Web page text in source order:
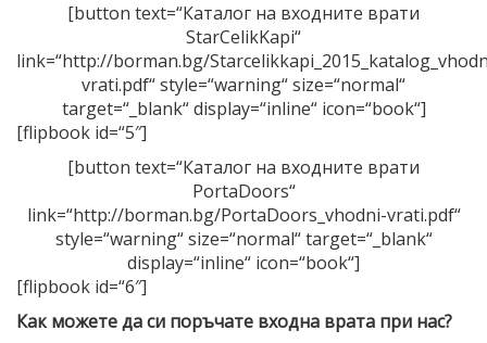
[button text=“Каталог на входните врати
StarCelikKapi“
link=“http://borman.bg/
vrati.pdf“ style=“warning“ size=“normal“
target=“_blank“ display=“inline“ icon=“book“]
[flipbook id=“5″]
[button text=“Каталог на входните врати
PortaDoors“
link=“http://borman.bg/PortaDoors_vhodni-vrati.pdf“
style=“warning“ size=“normal“ target=“_blank“
display=“inline“ icon=“book“]
[flipbook id=“6″]
Как можете да си поръчате входна врата при нас?